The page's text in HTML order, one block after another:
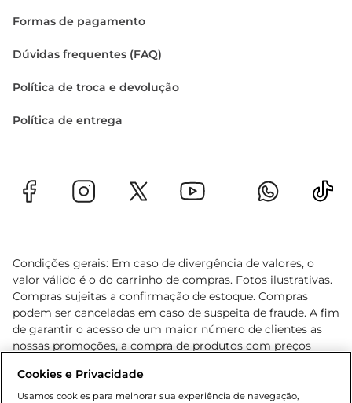
Formas de pagamento
Dúvidas frequentes (FAQ)
Política de troca e devolução
Política de entrega
Condições gerais: Em caso de divergência de valores, o
valor válido é o do carrinho de compras. Fotos ilustrativas.
Compras sujeitas a confirmação de estoque. Compras
podem ser canceladas em caso de suspeita de fraude. A fim
de garantir o acesso de um maior número de clientes as
nossas promoções, a compra de produtos com preços
cliente. Os preços, ofertas e condições são exclusivos para
o e-commerce e válidos durante o dia de hoje, podendo
Cookies e Privacidade
Usamos cookies para melhorar sua experiência de navegação,